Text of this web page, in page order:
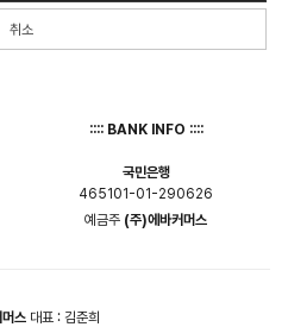
취소
:::: BANK INFO ::::
국민은행
465101-01-290626
예금주 (주)에바커머스
스 대표 : 김준희